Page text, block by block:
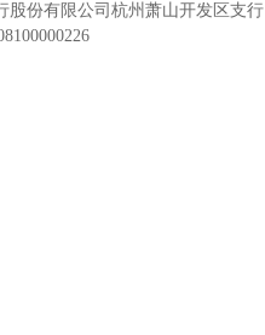
股份有限公司杭州萧山开发区支行